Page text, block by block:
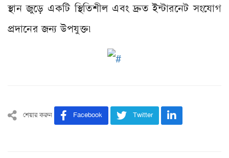
স্থান জুড়ে একটি স্থিতিশীল এবং দ্রুত ইন্টারনেট সংযোগ
প্রদানের জন্য উপযুক্ত৷
শেয়ার করুন Facebook Twitter